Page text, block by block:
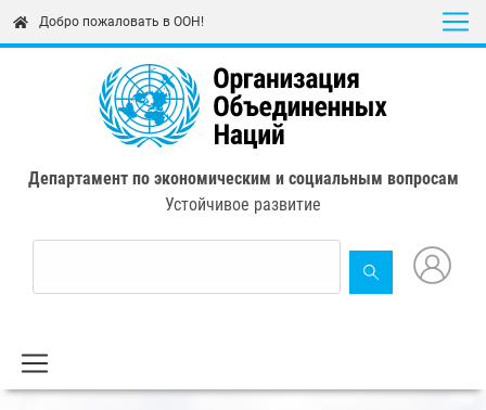
content
Добро пожаловать в ООН!
Департамент по экономическим и социальным вопросам
Устойчивое развитие